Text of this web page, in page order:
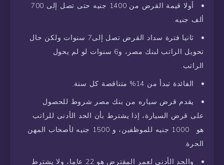
أولا قيمة القرض من 1400 جنيه حتى تصل إلى 700
ألف جنيه.
ثانيا فترة سداد القرض تصل إلى7 سنوات ولكن حال
تحويل الراتب لبنك مصر، و6 سنوات لو لم يحول
الراتب.
الفائدة تبدأ من 14% متناقصة كل سنة.
يقدم قرض سياره من بنك مصر شروط للحصول
على قرض السيارة، إذا يشترط بأن الحد الأدنى للراتب
هو 1000 جنيه للموظفين، و 1500 جنيه لأصحاب المهن
الحرة.
والحد الأدنى لعمر المقترض هو 22 عاما، ولا يشترط